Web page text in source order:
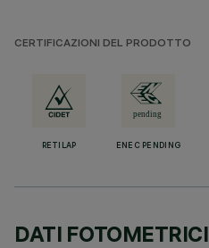
CERTIFICAZIONI DEL PRODOTTO
RETILAP ENEC PENDING
DATI FOTOMETRICI